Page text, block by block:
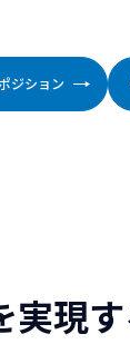
ジション
実現